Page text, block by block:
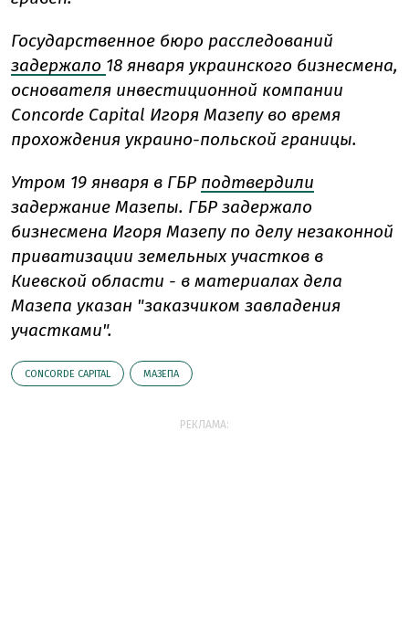
Государственное бюро расследований
задержало 18 января украинского бизнесмена,
основателя инвестиционной компании
Concorde Capital Игоря Мазепу во время
прохождения украино-польской границы.
Утром 19 января в ГБР подтвердили
задержание Мазепы. ГБР задержало
бизнесмена Игоря Мазепу по делу незаконной
приватизации земельных участков в
Киевской области - в материалах дела
Мазепа указан "заказчиком завладения
участками".
CONCORDE CAPITAL МАЗЕПА
РЕКЛАМА: